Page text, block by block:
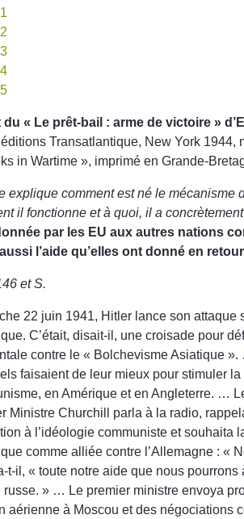
1
2
3
4
5
du « Le prêt-bail : arme de victoire »
Transatlantique, New York 1944,
in Wartime », imprimé en Grande-
explique comment est né le mécanisme
il fonctionne et à quoi, il a
par les EU aux autres nations
l’aide qu’elles ont donné en
et S.
22 juin 1941, Hitler lance son attaque
C’était, disait-il, une croisade pour
contre le « Bolchevisme Asiatique
faisaient de leur mieux pour stimuler la
en Amérique et en Angleterre. …
Ministre Churchill parla à la radio,
à l’idéologie communiste et souhaita
comme alliée contre l’Allemagne : «
t-il, « toute notre aide que nous pourrons
russe. » … Le premier ministre envoya
aérienne à Moscou et des négociations